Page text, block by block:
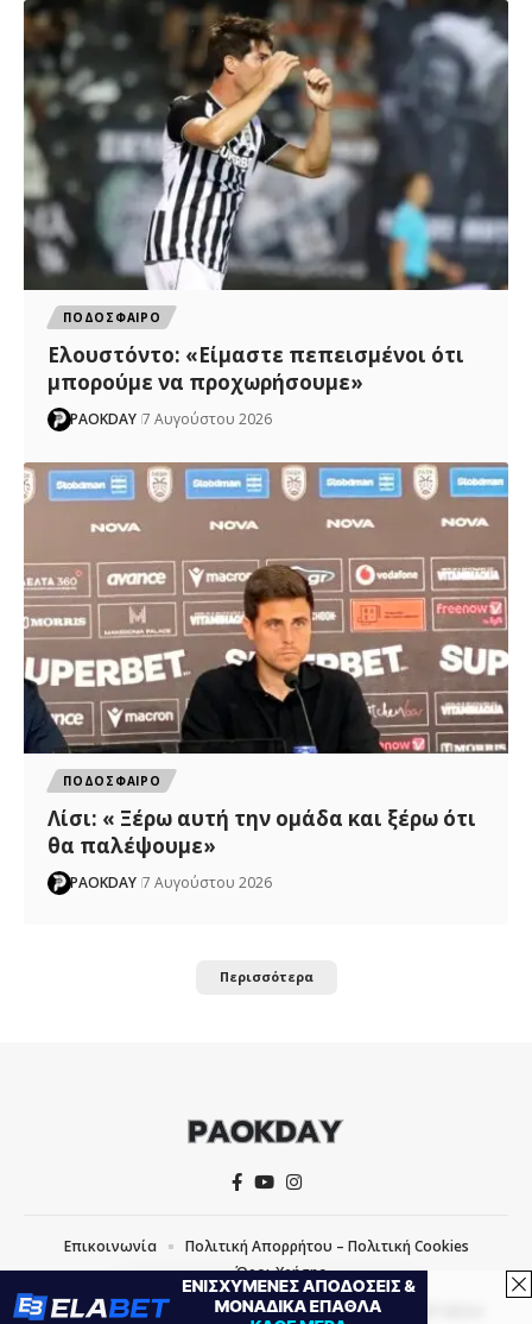
ΠΟΔΟΣΦΑΙΡΟ
Ελουστόντο: «Είμαστε πεπεισμένοι ότι
μπορούμε να προχωρήσουμε»
PAOKDAY 7 Αυγούστου 2026
ΠΟΔΟΣΦΑΙΡΟ
Λίσι: « Ξέρω αυτή την ομάδα και ξέρω ότι
θα παλέψουμε»
PAOKDAY 7 Αυγούστου 2026
Περισσότερα
COPYRIGHT © 2026 PAOKDAY | CREATED WITH
Επικοινωνία
Πολιτική Απορρήτου – Πολιτική Cookies
Όροι Χρήσης